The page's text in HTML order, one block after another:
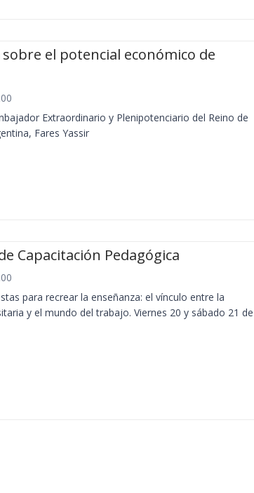
el potencial económico de
Extraordinario y Plenipotenciario del Reino de
Fares Yassir
Capacitación Pedagógica
para recrear la enseñanza: el vínculo entre la
y el mundo del trabajo. Viernes 20 y sábado 21 de